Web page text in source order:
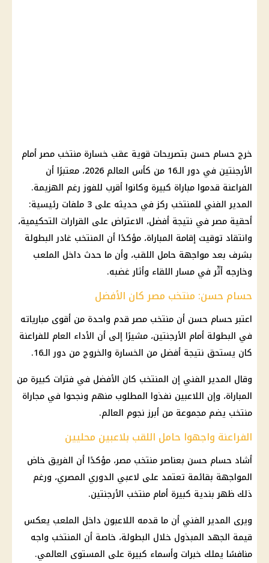
خرج حسام حسن بتصريحات قوية عقب خسارة منتخب مصر أمام
الأرجنتين في دور الـ16 من كأس العالم 2026، معتبرًا أن
الفراعنة قدموا مباراة كبيرة وكانوا أقرب للفوز رغم الهزيمة.
المدير الفني للمنتخب ركز في حديثه على 3 ملفات رئيسية:
أحقية مصر في نتيجة أفضل، الاعتراض على القرارات التحكيمية،
وانتقاد توقيت إقامة المباراة، مؤكدًا أن المنتخب غادر البطولة
بشرف بعد مواجهة حامل اللقب، وأن ما حدث داخل الملعب
وخارجه أثّر في مسار اللقاء وأثار غضبه.
حسام حسن: منتخب مصر كان الأفضل
اعتبر حسام حسن أن منتخب مصر قدم واحدة من أقوى مبارياته
في البطولة أمام الأرجنتين، مشيرًا إلى أن الأداء العام للفراعنة
كان يستحق نتيجة أفضل من الخسارة والخروج من دور الـ16.
وقال المدير الفني إن المنتخب كان الأفضل في فترات كبيرة من
المباراة، وإن اللاعبين نفذوا المطلوب منهم ونجحوا في مجاراة
منتخب يضم مجموعة من أبرز نجوم العالم.
الفراعنة واجهوا حامل اللقب بلاعبين محليين
أشاد حسام حسن بعناصر منتخب مصر، مؤكدًا أن الفريق خاض
المواجهة بقائمة تعتمد على لاعبي الدوري المصري، ورغم
ذلك ظهر بندية كبيرة أمام منتخب الأرجنتين.
ويرى المدير الفني أن ما قدمه اللاعبون داخل الملعب يعكس
قيمة الجهد المبذول خلال البطولة، خاصة أن المنتخب واجه
منافسًا يملك خبرات وأسماء كبيرة على المستوى العالمي.